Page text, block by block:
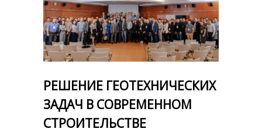
РЕШЕНИЕ ГЕОТЕХНИЧЕСКИХ
ЗАДАЧ В СОВРЕМЕННОМ
СТРОИТЕЛЬСТВЕ